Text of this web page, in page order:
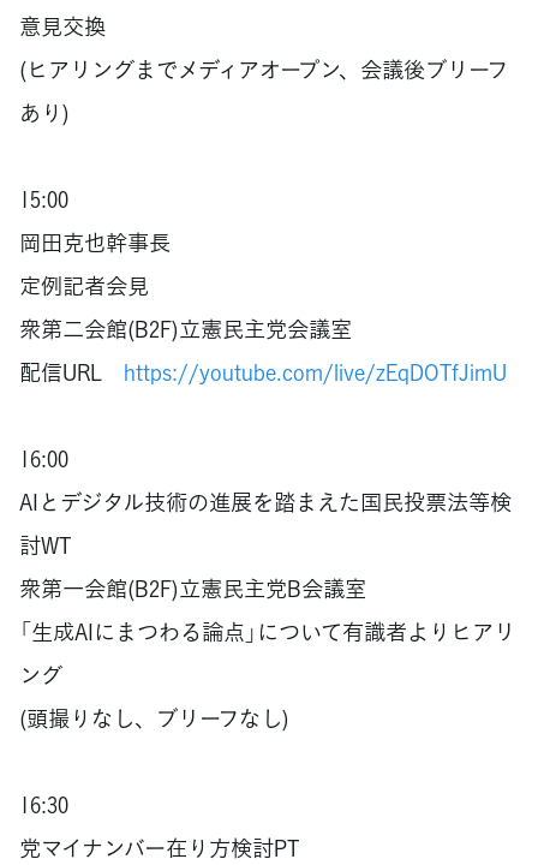
意見交換
(ヒアリングまでメディアオープン、会議後ブリーフ
あり)
15:00
岡田克也幹事長
定例記者会見
衆第二会館(B2F)立憲民主党会議室
配信URL https://youtube.com/live/zEqDOTfJimU
16:00
AIとデジタル技術の進展を踏まえた国民投票法等検
討WT
衆第一会館(B2F)立憲民主党B会議室
「生成AIにまつわる論点」について有識者よりヒアリ
ング
(頭撮りなし、ブリーフなし)
16:30
党マイナンバー在り方検討PT